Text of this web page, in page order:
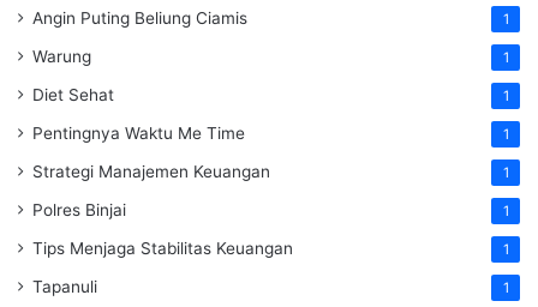
Angin Puting Beliung Ciamis 1
Warung 1
Diet Sehat 1
Pentingnya Waktu Me Time 1
Strategi Manajemen Keuangan 1
Polres Binjai 1
Tips Menjaga Stabilitas Keuangan 1
Tapanuli 1